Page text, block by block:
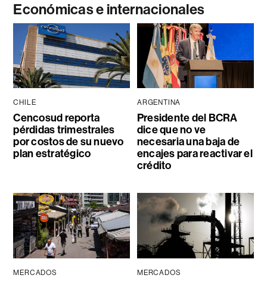
Económicas e internacionales
CHILE
Cencosud reporta
pérdidas trimestrales
por costos de su nuevo
plan estratégico
ARGENTINA
Presidente del BCRA
dice que no ve
necesaria una baja de
encajes para reactivar el
crédito
MERCADOS MERCADOS